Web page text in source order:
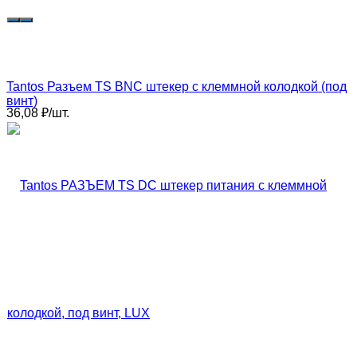
Tantos Разъем TS BNC штекер с клеммной колодкой (под
винт)​
36,08 ₽/шт.